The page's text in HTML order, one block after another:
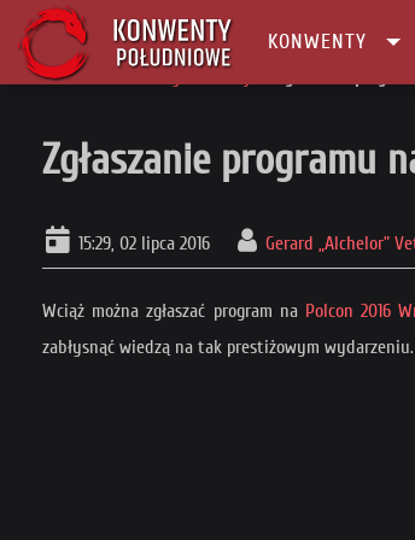
KONWENTY
Główna
Zgłaszanie programu
15:29, 02 lipca 2016 Gerard „Alchelor”
Wciąż można zgłaszać program na Polcon 2016
zabłysnąć wiedzą na tak prestiżowym